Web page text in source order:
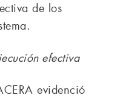
de los
efectiva
evidenció